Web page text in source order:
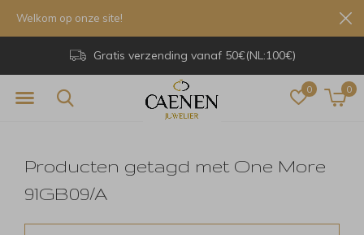
0 0
Gratis verzending vanaf 50€(NL:100€)
Welkom op onze site!
Producten getagd met One More
91GB09/A